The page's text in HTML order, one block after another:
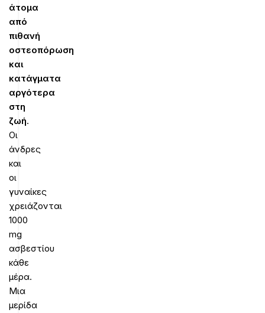
άτομα
από
πιθανή
οστεοπόρωση
και
κατάγματα
αργότερα
στη
ζωή.
Οι
άνδρες
και
οι
γυναίκες
χρειάζονται
1000
mg
ασβεστίου
κάθε
μέρα.
Μια
μερίδα